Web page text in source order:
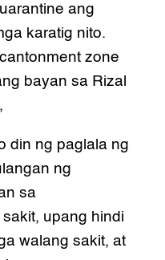
ang
karatig nito.
zone
bayan sa Rizal
din ng paglala ng
ng
sa
upang hindi
walang sakit, at